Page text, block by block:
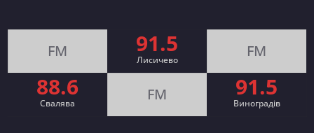
FM 91.5
Лисичево FM
88.6
Свалява FM 91.5
Виноградів